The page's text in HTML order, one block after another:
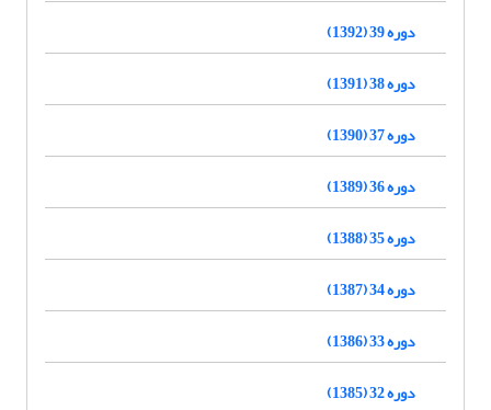
دوره 39 (1392)
دوره 38 (1391)
دوره 37 (1390)
دوره 36 (1389)
دوره 35 (1388)
دوره 34 (1387)
دوره 33 (1386)
دوره 32 (1385)